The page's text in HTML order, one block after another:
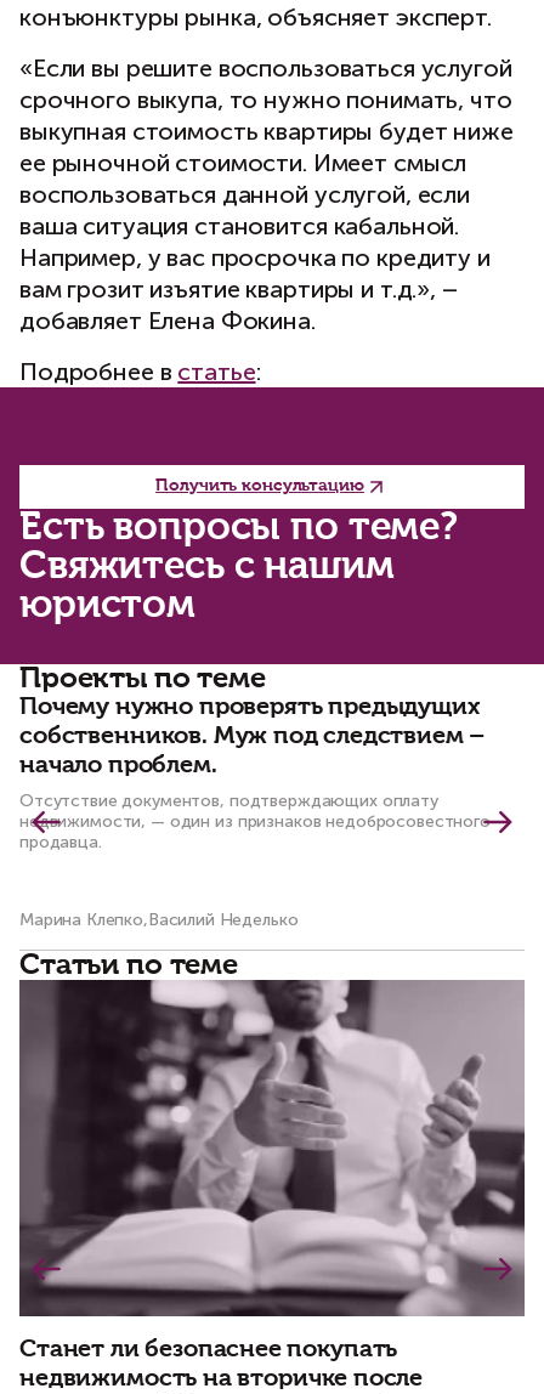
конъюнктуры рынка, объясняет эксперт.
«Если вы решите воспользоваться услугой
срочного выкупа, то нужно понимать, что
выкупная стоимость квартиры будет ниже
ее рыночной стоимости. Имеет смысл
воспользоваться данной услугой, если
ваша ситуация становится кабальной.
Например, у вас просрочка по кредиту и
вам грозит изъятие квартиры и т.д.», –
добавляет Елена Фокина.
Подробнее в статье:
Есть вопросы по теме?
Свяжитесь с нашим
юристом
Получить консультацию
Проекты по теме
Почему нужно проверять предыдущих
собственников. Муж под следствием –
начало проблем.
Отсутствие документов, подтверждающих оплату
недвижимости, — один из признаков недобросовестного
продавца.
Марина Клепко,Василий Неделько
Статьи по теме
Станет ли безопаснее покупать
недвижимость на вторичке после